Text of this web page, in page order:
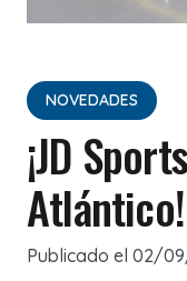
NOVEDADES
¡JD
Atlántico!
Publicado el 02/